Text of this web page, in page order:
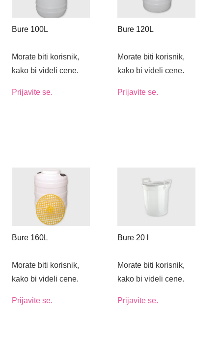
Bure 100L
Morate biti korisnik,
kako bi videli cene.
Prijavite se.
Bure 120L
Morate biti korisnik,
kako bi videli cene.
Prijavite se.
Bure 160L
Morate biti korisnik,
kako bi videli cene.
Prijavite se.
Bure 20 l
Morate biti korisnik,
kako bi videli cene.
Prijavite se.